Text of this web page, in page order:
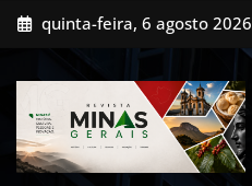
Skip quinta-feira, 6 agosto 2026